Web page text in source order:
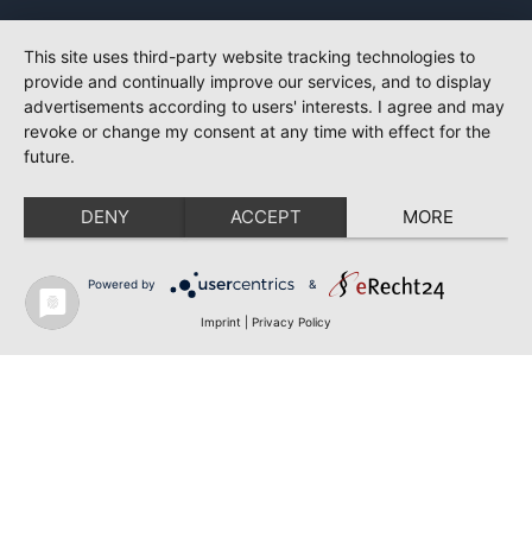
This site uses third-party website tracking technologies to
provide and continually improve our services, and to display
advertisements according to users' interests. I agree and may
revoke or change my consent at any time with effect for the
future.
DENY ACCEPT MORE
Powered by &
Imprint Privacy Policy